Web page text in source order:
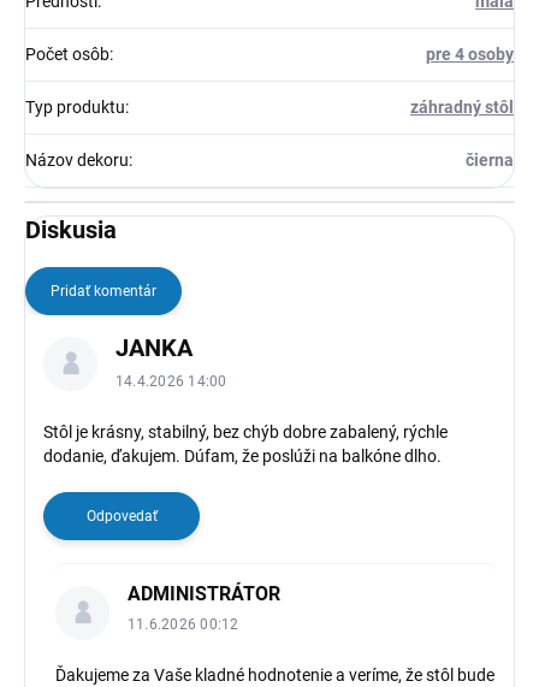
Počet osôb: pre 4 osoby
Typ produktu: záhradný stôl
Názov dekoru: čierna
Diskusia
Pridať komentár
JANKA
14.4.2026 14:00
Stôl je krásny, stabilný, bez chýb dobre zabalený, rýchle
dodanie, ďakujem. Dúfam, že poslúži na balkóne dlho.
Odpovedať
ADMINISTRÁTOR
11.6.2026 00:12
Ďakujeme za Vaše kladné hodnotenie a veríme, že stôl bude